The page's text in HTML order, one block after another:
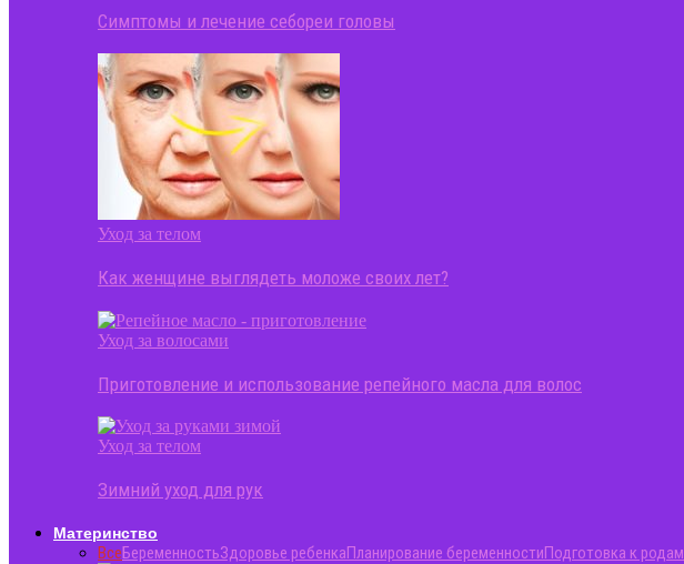
Симптомы и лечение себореи головы
Уход за телом
Как женщине выглядеть моложе своих лет?
Уход за волосами
Приготовление и использование репейного масла для волос
Уход за телом
Зимний уход для рук
Материнство
ВсеБеременностьЗдоровье ребенкаПланирование беременностиПодготовка к родам